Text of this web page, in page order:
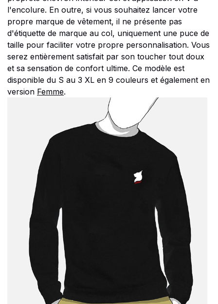
l'encolure. En outre, si vous souhaitez lancer votre
propre marque de vêtement, il ne présente pas
d'étiquette de marque au col, uniquement une puce de
taille pour faciliter votre propre personnalisation. Vous
serez entièrement satisfait par son toucher tout doux
et sa sensation de confort ultime. Ce modèle est
disponible du S au 3 XL en 9 couleurs et également en
version Femme.